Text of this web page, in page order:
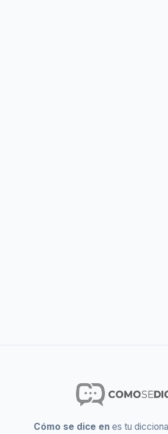
Cómo se dice enes tu